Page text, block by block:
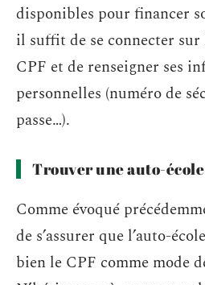
disponibles pour financer
il suffit de se connecter
CPF et de renseigner ses
personnelles (numéro de
passe…).
Trouver une auto-
Comme évoqué
de s’assurer que l’auto-
bien le CPF comme mode